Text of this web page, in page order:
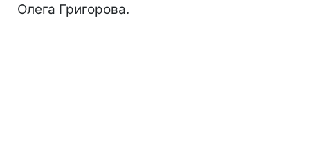
Олега Григорова.